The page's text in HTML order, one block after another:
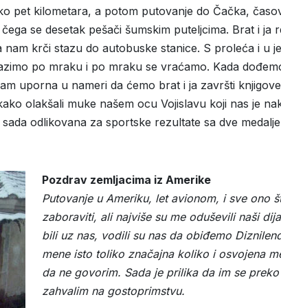
pet kilometara, a potom putovanje do Čačka,
se desetak pešači šumskim puteljcima. Brat i
krči stazu do autobuske stanice. S proleća i u
po mraku i po mraku se vraćamo. Kada
uporna u nameri da ćemo brat i ja završti
olakšali muke našem ocu Vojislavu koji nas je
odlikovana za sportske rezultate sa dve
Pozdrav zemljacima iz Amerike
Putovanje u Ameriku, let avionom, i sve ono
zaboraviti, ali najviše su me oduševili naši
bili uz nas, vodili su nas da obiđemo
mene isto toliko značajna koliko i osvojena
da ne govorim. Sada je prilika da im se
zahvalim na gostoprimstvu.